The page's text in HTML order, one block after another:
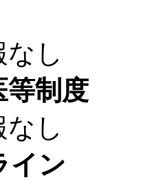
し
等制度
し
イン